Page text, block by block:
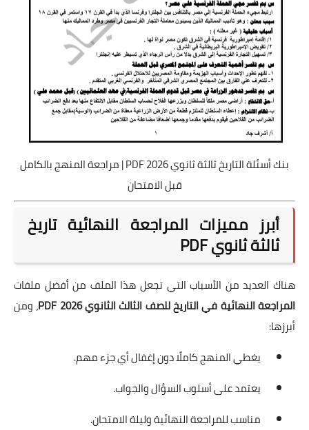
بنك أسئلة التاريخ ثالثة ثانوي 2026 PDF | مراجعة المنهج بالكامل
قبل الامتحان
أبرز مميزات المراجعة النهائية تاريخ
ثالثة ثانوي PDF
هناك العديد من الأسباب التي تجعل هذا الملف من أفضل ملفات
المراجعة النهائية في التاريخ للصف الثالث الثانوي 2026 PDF
، ومن
أبرزها:
يغطي المنهج كاملًا دون إغفال أي جزء مهم.
يعتمد على أسلوب السؤال والجواب.
مناسب للمراجعة النهائية وليلة الامتحان.